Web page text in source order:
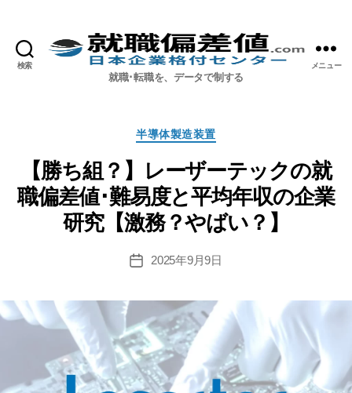
検索 就職偏差値.com【公式】
就職･転職を、データで制する
メニュー
カ
ゴ
ー
半導体製造装置
【勝ち組？】レーザーテックの就
職偏差値･難易度と平均年収の企業
研究【激務？やばい？】
投
2025年9月9日